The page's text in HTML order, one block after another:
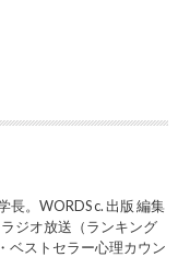
長。WORDS c. 出版 編集
ジオ放送（ランキング
ベストセラー心理カウン